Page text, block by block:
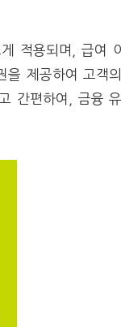
적용되며, 급여
제공하여 고객
간편하여, 금융